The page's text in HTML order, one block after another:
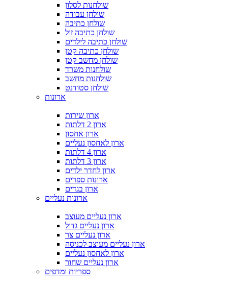
שולחנות לסלון
שולחן עבודה
שולחן כתיבה
שולחן כתיבה זול
שולחן כתיבה לילדים
שולחן כתיבה קטן
שולחן מחשב קטן
שולחנות משרד
שולחנות מחשב
שולחן סטודנט
ארונות
ארון שירות
ארון 2 דלתות
ארון אחסון
ארון לאחסון נעליים
ארון 4 דלתות
ארון 3 דלתות
ארון לחדר ילדים
ארונות ספרים
ארון בגדים
ארונות נעליים
ארון נעליים מעוצב
ארון נעליים גדול
ארון נעליים צר
ארון נעליים מעוצב לכניסה
ארון לאחסון נעליים
ארון נעליים שחור
ספריות ומדפים